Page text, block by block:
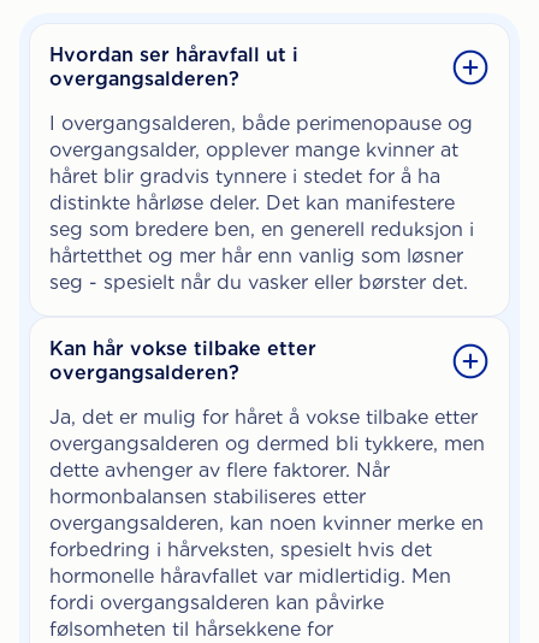
Hvordan ser håravfall ut i
overgangsalderen?
I overgangsalderen, både perimenopause og
overgangsalder, opplever mange kvinner at
håret blir gradvis tynnere i stedet for å ha
distinkte hårløse deler. Det kan manifestere
seg som bredere ben, en generell reduksjon i
hårtetthet og mer hår enn vanlig som løsner
seg - spesielt når du vasker eller børster det.
Kan hår vokse tilbake etter
overgangsalderen?
Ja, det er mulig for håret å vokse tilbake etter
overgangsalderen og dermed bli tykkere, men
dette avhenger av flere faktorer. Når
hormonbalansen stabiliseres etter
overgangsalderen, kan noen kvinner merke en
forbedring i hårveksten, spesielt hvis det
hormonelle håravfallet var midlertidig. Men
fordi overgangsalderen kan påvirke
følsomheten til hårsekkene for